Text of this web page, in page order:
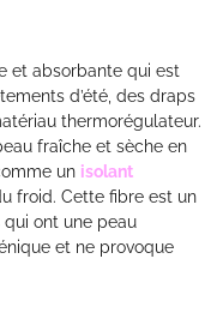
et absorbante qui est
d’été, des draps
thermorégulateur.
fraîche et sèche en
un isolant
froid. Cette fibre est un
ont une peau
et ne provoque